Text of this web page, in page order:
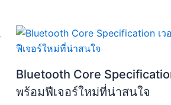
Bluetooth Core
พร้อมฟีเจอร์ใหม่ที่น่าสนใจ